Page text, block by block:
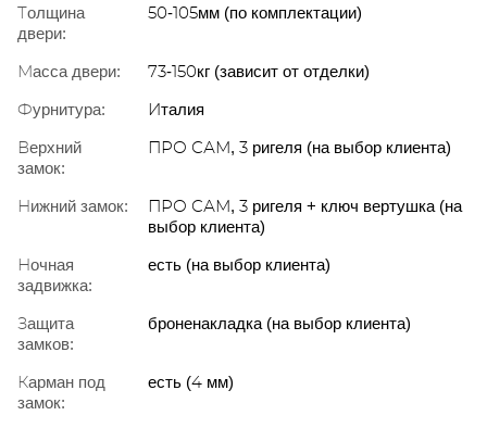
Толщина
двери:
50-105мм (по комплектации)
Масса двери:
73-150кг (зависит от отделки)
Фурнитура:
Италия
Верхний
замок:
ПРО САМ, 3 ригеля (на выбор клиента)
Нижний замок:
ПРО САМ, 3 ригеля + ключ вертушка (на
выбор клиента)
Ночная
задвижка:
есть (на выбор клиента)
Защита
замков:
броненакладка (на выбор клиента)
Карман под
замок:
есть (4 мм)